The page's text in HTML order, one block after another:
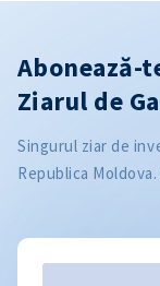
Abonează-
Ziarul de
Singurul ziar de
Republica